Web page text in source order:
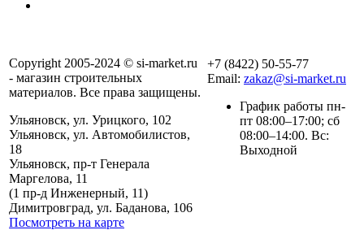
Copyright 2005-2024 © si-market.ru
- магазин строительных
материалов. Все права защищены.
Ульяновск, ул. Урицкого, 102
Ульяновск, ул. Автомобилистов,
18
Ульяновск, пр-т Генерала
Маргелова, 11
(1 пр-д Инженерный, 11)
Димитровград, ул. Баданова, 106
Посмотреть на карте
+7 (8422) 50-55-77
Email: zakaz@si-market.ru
График работы пн-
пт 08:00–17:00; сб
08:00–14:00. Вс:
Выходной